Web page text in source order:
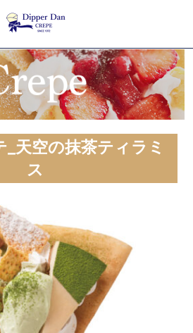
天空の抹茶ティラミ
ス